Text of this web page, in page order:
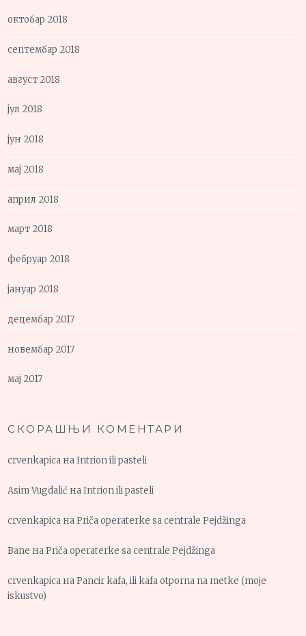
октобар 2018
септембар 2018
август 2018
јул 2018
јун 2018
мај 2018
април 2018
март 2018
фебруар 2018
јануар 2018
децембар 2017
новембар 2017
мај 2017
СКОРАШЊИ КОМЕНТАРИ
crvenkapica наIntrion ili pasteli
Asim Vugdalić наIntrion ili pasteli
crvenkapica наPriča operaterke sa centrale Pejdžinga
Bane наPriča operaterke sa centrale Pejdžinga
crvenkapica наPancir kafa, ili kafa otporna na metke (moje
iskustvo)